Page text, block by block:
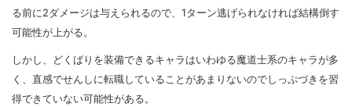
る前に2ダメージは与えられるので、1ターン逃げられなければ結構倒す
可能性が上がる。
しかし、どくばりを装備できるキャラはいわゆる魔道士系のキャラが多
く、直感でせんしに転職していることがあまりないのでしっぷづきを習
得できていない可能性がある。